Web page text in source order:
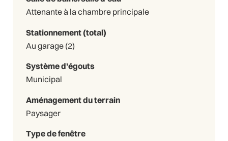
Attenante à la chambre principale
Stationnement (total)
Au garage (2)
Système d'égouts
Municipal
Aménagement du terrain
Paysager
Type de fenêtre